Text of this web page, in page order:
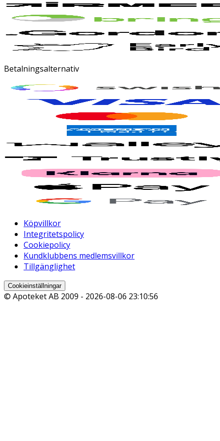
Betalningsalternativ
Köpvillkor
Integritetspolicy
Cookiepolicy
Kundklubbens medlemsvillkor
Tillgänglighet
Cookieinställningar
© Apoteket AB 2009 - 2026-08-06 23:10:56